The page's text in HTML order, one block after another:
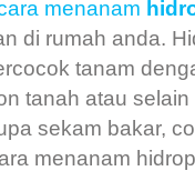
menanam
di rumah anda.
tanam
tanah atau
sekam bakar,
menanam